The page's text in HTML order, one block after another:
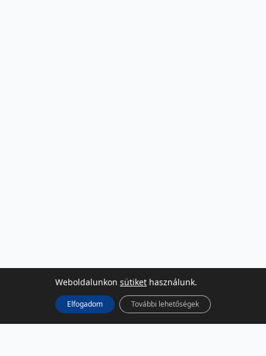
Weboldalunkon sütiket használunk.
Elfogadom További lehetőségek